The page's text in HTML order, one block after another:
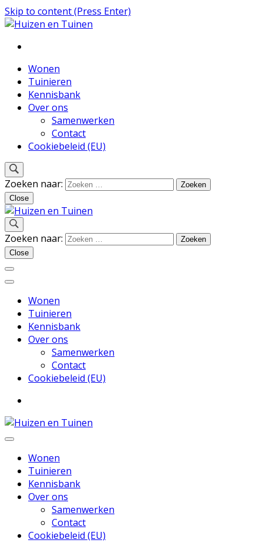
Skip to content (Press Enter)
Huizen en Tuinen
Inspiratie voor wonen en tuinieren
Wonen
Tuinieren
Kennisbank
Over ons
Samenwerken
Contact
Cookiebeleid (EU)
Zoeken naar:
Close
Huizen en Tuinen
Inspiratie voor wonen en tuinieren
Zoeken naar:
Close
Wonen
Tuinieren
Kennisbank
Over ons
Samenwerken
Contact
Cookiebeleid (EU)
Huizen en Tuinen
Inspiratie voor wonen en tuinieren
Wonen
Tuinieren
Kennisbank
Over ons
Samenwerken
Contact
Cookiebeleid (EU)